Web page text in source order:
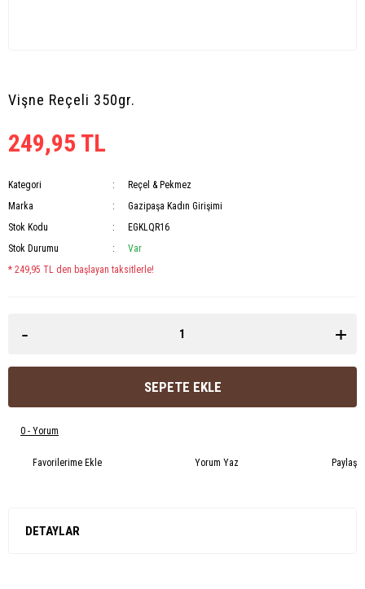
Vişne Reçeli 350gr.
249,95 TL
Kategori
Reçel & Pekmez
Marka
Gazipaşa Kadın Girişimi
Stok Kodu
EGKLQR16
Stok Durumu
Var
* 249,95 TL den başlayan taksitlerle!
- +
SEPETE EKLE
0 - Yorum
Yorum Yaz Paylaş
DETAYLAR